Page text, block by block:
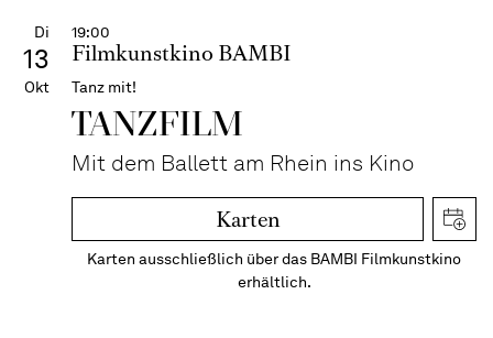
Di
13
Okt
19:00
Filmkunstkino BAMBI
Tanz mit!
TANZFILM
Mit dem Ballett am Rhein ins Kino
Karten
Karten ausschließlich über das BAMBI Filmkunstkino
erhältlich.